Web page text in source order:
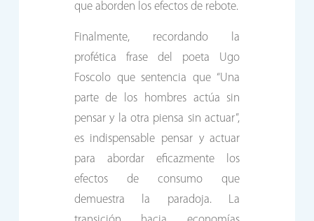
que aborden los efectos de rebote.
Finalmente, recordando la
profética frase del poeta Ugo
Foscolo que sentencia que “Una
parte de los hombres actúa sin
pensar y la otra piensa sin actuar”,
es indispensable pensar y actuar
para abordar eficazmente los
efectos de consumo que
demuestra la paradoja. La